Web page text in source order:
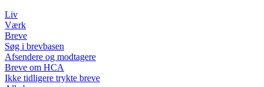
Liv
Værk
Breve
Søg i brevbasen
Afsendere og modtagere
Breve om HCA
Ikke tidligere trykte breve